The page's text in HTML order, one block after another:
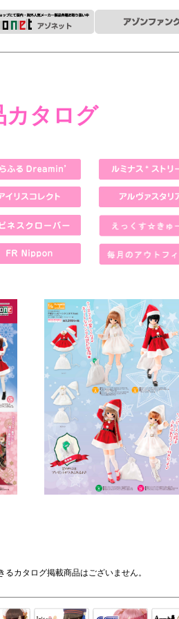
カタログ
るカタログ掲載商品はございません。